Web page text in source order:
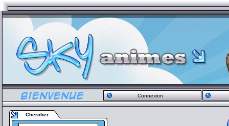
Connexion
Chercher